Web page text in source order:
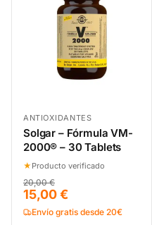
ANTIOXIDANTES
Solgar – Fórmula VM-
2000® – 30 Tablets
★ Producto verificado
20,00 €
15,00 €
Envío gratis desde 20€